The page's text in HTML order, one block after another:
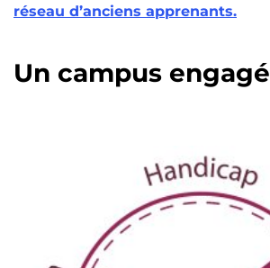
réseau d’anciens apprenants.
Un campus engagé